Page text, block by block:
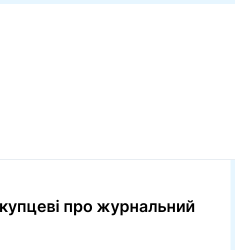
про журнальний